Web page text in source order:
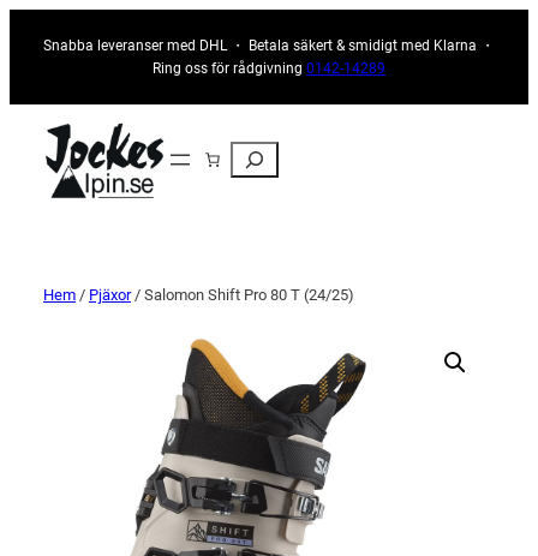
Snabba leveranser med DHL ・ Betala säkert & smidigt med Klarna ・
Ring oss för rådgivning 0142-14289
Sök
Hem / Pjäxor/ Salomon Shift Pro 80 T (24/25)